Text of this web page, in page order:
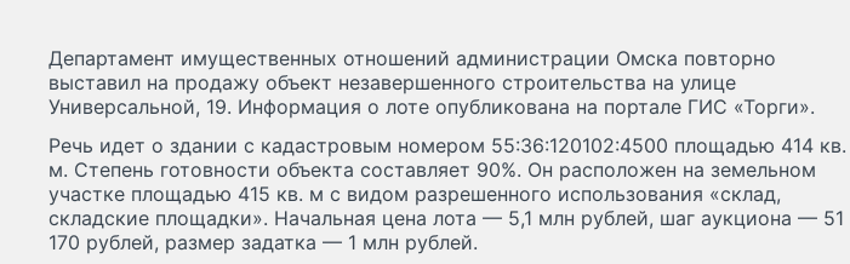
Департамент имущественных отношений администрации Омска повторно
выставил на продажу объект незавершенного строительства на улице
Универсальной, 19. Информация о лоте опубликована на портале ГИС «Торги».
Речь идет о здании с кадастровым номером 55:36:120102:4500 площадью 414 кв.
м. Степень готовности объекта составляет 90%. Он расположен на земельном
участке площадью 415 кв. м с видом разрешенного использования «склад,
складские площадки». Начальная цена лота — 5,1 млн рублей, шаг аукциона — 51
170 рублей, размер задатка — 1 млн рублей.